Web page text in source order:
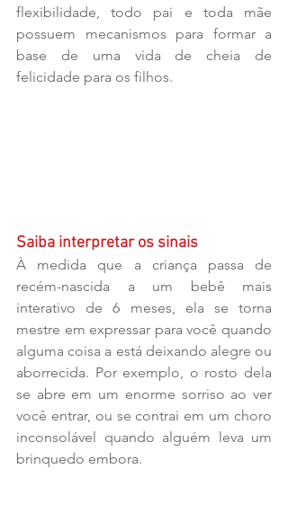
flexibilidade, todo pai e toda mãe
possuem mecanismos para formar a
base de uma vida de cheia de
felicidade para os filhos.
Saiba interpretar os sinais
À medida que a criança passa de
recém-nascida a um bebê mais
interativo de 6 meses, ela se torna
mestre em expressar para você quando
alguma coisa a está deixando alegre ou
aborrecida. Por exemplo, o rosto dela
se abre em um enorme sorriso ao ver
você entrar, ou se contrai em um choro
inconsolável quando alguém leva um
brinquedo embora.